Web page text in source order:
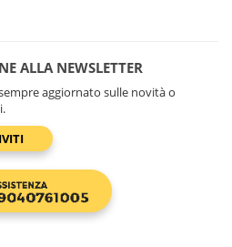
ALLA NEWSLETTER
aggiornato sulle novità o